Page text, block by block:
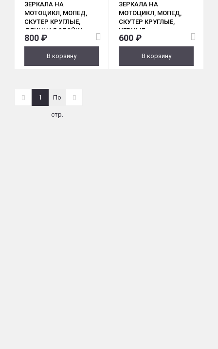
ЗЕРКАЛА НА
МОТОЦИКЛ, МОПЕД,
СКУТЕР КРУГЛЫЕ,
ДЛИННАЯ СТОЙКА,
МЕТАЛЛ, ХРОМ (M8,
D110ММ)
800 ₽
В корзину
ЗЕРКАЛА НА
МОТОЦИКЛ, МОПЕД,
СКУТЕР КРУГЛЫЕ,
ЧЕРНЫЕ,
ПЛАСТИКОВЫЕ (М10)
600 ₽
В корзину
1 По
стр.